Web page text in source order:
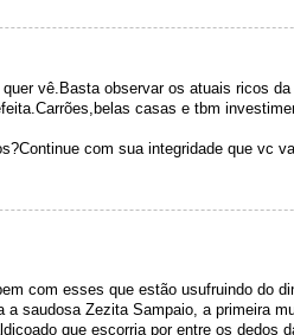
vê.Basta observar os atuais ricos
casas e tbm
com sua integridade que vc
com esses que estão usufruindo do
a saudosa Zezita Sampaio, a primeira
que escorria por entre os dedos